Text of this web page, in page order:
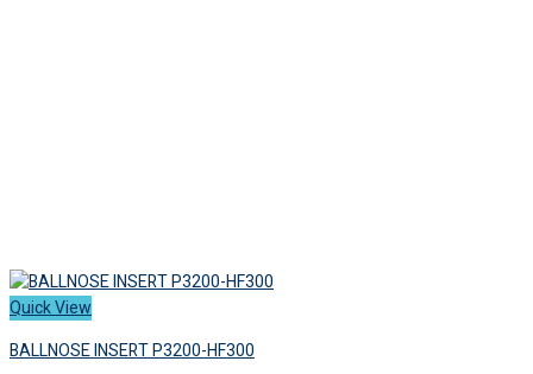
Quick View
BALLNOSE INSERT P3200-HF300